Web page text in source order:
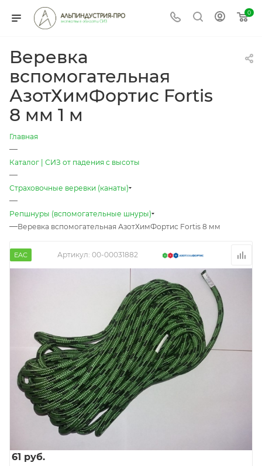
0
Веревка
вспомогательная
АзотХимФортис Fortis
8 мм 1 м
Главная
—
Каталог | СИЗ от падения с высоты
—
Страховочные веревки (канаты)
—
Репшнуры (вспомогательные шнуры)
—Веревка вспомогательная АзотХимФортис Fortis 8 мм
EAC Артикул: 00-00031882
61 руб.